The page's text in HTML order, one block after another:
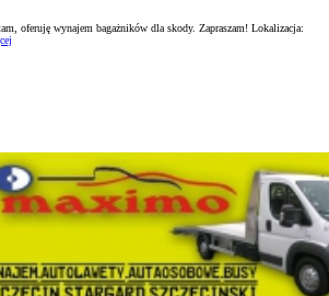
oferuję wynajem bagażników dla skody. Zapraszam! Lokalizacja: